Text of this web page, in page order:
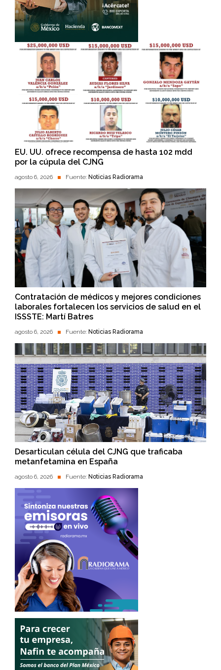
EU. UU. ofrece recompensa de hasta 102 mdd
por la cúpula del CJNG
agosto 6, 2026 Fuente: Noticias Radiorama
Contratación de médicos y mejores condiciones
laborales fortalecen los servicios de salud en el
ISSSTE: Martí Batres
agosto 6, 2026 Fuente: Noticias Radiorama
Desarticulan célula del CJNG que traficaba
metanfetamina en España
agosto 6, 2026 Fuente: Noticias Radiorama